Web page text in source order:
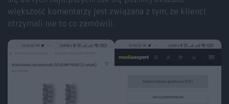
większość komentarzy jest związana z tym, że klienci
otrzymali nie to co zamówili.